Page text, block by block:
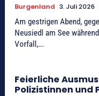
Burgenland 3. Juli 2026
Am gestrigen Abend,
Neusiedl am See
Vorfall,...
Feierliche
Polizistinnen und